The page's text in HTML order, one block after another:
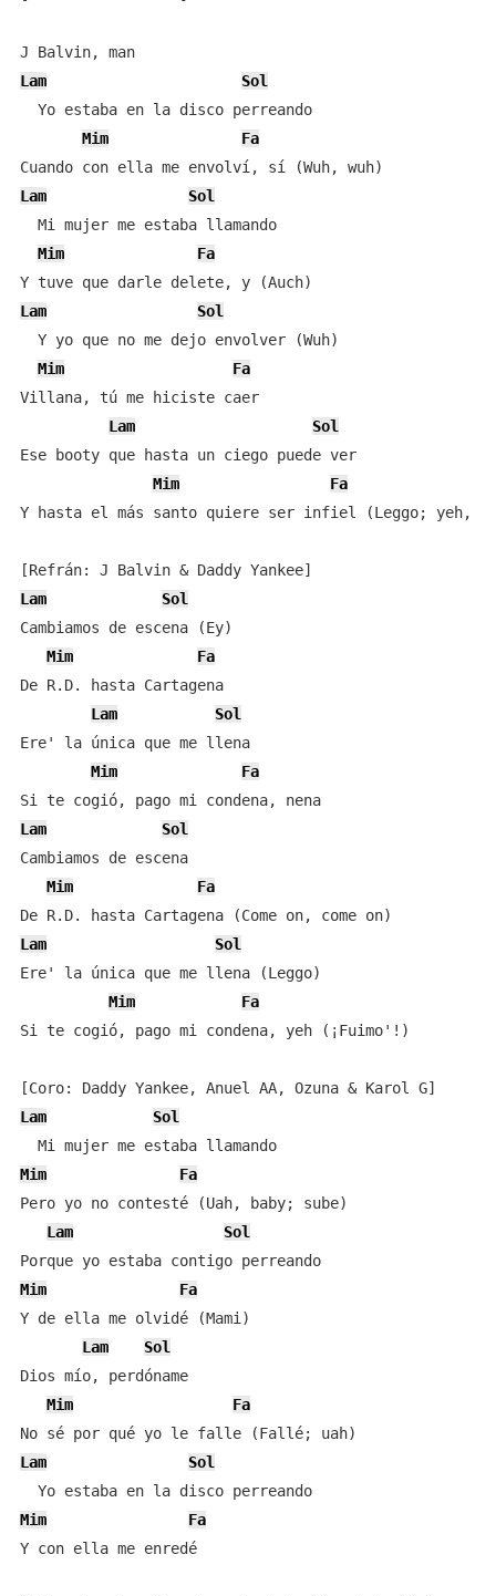
J Balvin, man
Lam
Sol
  Yo estaba en la disco perreando
Mim
Fa
Lam
Sol
  Mi mujer me estaba llamando
Mim
Fa
Lam
Sol
  Y yo que no me dejo envolver (Wuh)
Mim
Fa
Villana, tú me hiciste caer
Lam
Sol
Ese booty que hasta un ciego puede ver
Mim
Fa
Y hasta el más santo quiere ser infiel (Leggo; yeh,
Lam
Sol
Cambiamos de escena (Ey)
Mim
Fa
De R.D. hasta Cartagena
Lam
Sol
Ere' la única que me llena
Mim
Fa
Si te cogió, pago mi condena, nena
Lam
Sol
Cambiamos de escena
Mim
Fa
Lam
Sol
Ere' la única que me llena (Leggo)
Mim
Fa
Si te cogió, pago mi condena, yeh (¡Fuimo'!)
Lam
Sol
  Mi mujer me estaba llamando
Mim
Fa
Pero yo no contesté (Uah, baby; sube)
Lam
Sol
Porque yo estaba contigo perreando
Mim
Fa
Y de ella me olvidé (Mami)
Lam
Sol
Dios mío, perdóname
Mim
Fa
Lam
Sol
  Yo estaba en la disco perreando
Mim
Fa
Y con ella me enredé